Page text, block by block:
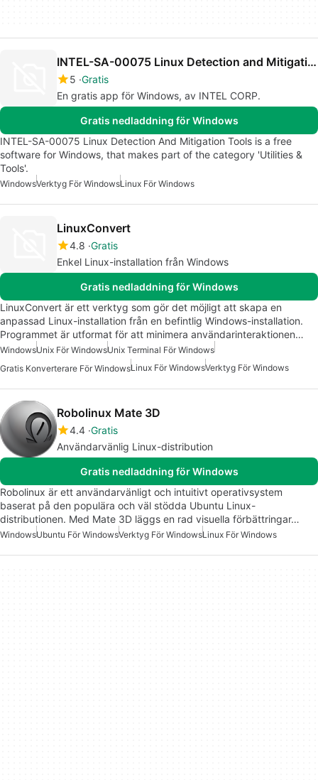
INTEL-SA-00075 Linux Detection and Mitigation Tools
5 Gratis
En gratis app för Windows, av INTEL CORP.
Gratis nedladdning för Windows
INTEL-SA-00075 Linux Detection And Mitigation Tools is a free
software for Windows, that makes part of the category 'Utilities &
Tools'.
WindowsVerktyg För WindowsLinux För Windows
LinuxConvert
4.8 Gratis
Enkel Linux-installation från Windows
Gratis nedladdning för Windows
LinuxConvert är ett verktyg som gör det möjligt att skapa en
anpassad Linux-installation från en befintlig Windows-installation.
Programmet är utformat för att minimera användarinteraktionen…
WindowsUnix För WindowsUnix Terminal För Windows
Gratis Konverterare För WindowsLinux För WindowsVerktyg För Windows
Robolinux Mate 3D
4.4 Gratis
Användarvänlig Linux-distribution
Gratis nedladdning för Windows
Robolinux är ett användarvänligt och intuitivt operativsystem
baserat på den populära och väl stödda Ubuntu Linux-
distributionen. Med Mate 3D läggs en rad visuella förbättringar…
WindowsUbuntu För WindowsVerktyg För WindowsLinux För Windows